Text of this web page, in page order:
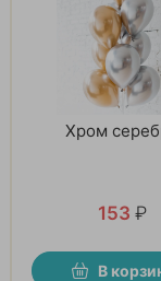
Хром
153 ₽
В